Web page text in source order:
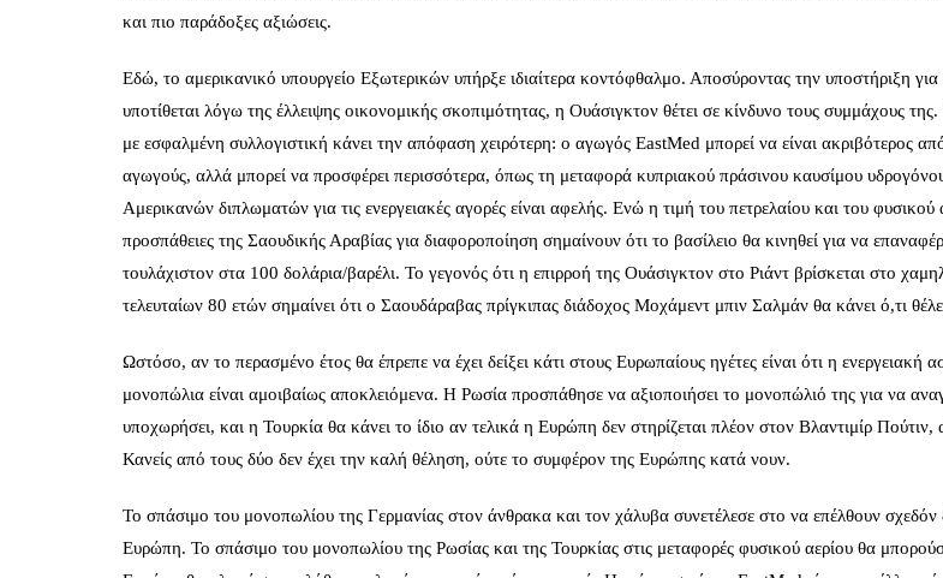
και πιο παράδοξες αξιώσεις.
Εδώ, το αμερικανικό υπουργείο Εξωτερικών υπήρξε ιδιαίτερα κοντόφθαλμο. Αποσύροντας την υποστήριξη
υποτίθεται λόγω της έλλειψης οικονομικής σκοπιμότητας, η Ουάσιγκτον θέτει σε κίνδυνο τους συμμάχους της.
με εσφαλμένη συλλογιστική κάνει την απόφαση χειρότερη: ο αγωγός EastMed μπορεί να είναι ακριβότερος
αγωγούς, αλλά μπορεί να προσφέρει περισσότερα, όπως τη μεταφορά κυπριακού πράσινου καυσίμου
Αμερικανών διπλωματών για τις ενεργειακές αγορές είναι αφελής. Ενώ η τιμή του πετρελαίου και του φυσικού
προσπάθειες της Σαουδικής Αραβίας για διαφοροποίηση σημαίνουν ότι το βασίλειο θα κινηθεί για να
τουλάχιστον στα 100 δολάρια/βαρέλι. Το γεγονός ότι η επιρροή της Ουάσιγκτον στο Ριάντ βρίσκεται στο
τελευταίων 80 ετών σημαίνει ότι ο Σαουδάραβας πρίγκιπας διάδοχος Μοχάμεντ μπιν Σαλμάν θα κάνει ό,τι
Ωστόσο, αν το περασμένο έτος θα έπρεπε να έχει δείξει κάτι στους Ευρωπαίους ηγέτες είναι ότι η ενεργειακή
μονοπώλια είναι αμοιβαίως αποκλειόμενα. Η Ρωσία προσπάθησε να αξιοποιήσει το μονοπώλιό της για να
υποχωρήσει, και η Τουρκία θα κάνει το ίδιο αν τελικά η Ευρώπη δεν στηρίζεται πλέον στον Βλαντιμίρ
Κανείς από τους δύο δεν έχει την καλή θέληση, ούτε το συμφέρον της Ευρώπης κατά νουν.
Το σπάσιμο του μονοπωλίου της Γερμανίας στον άνθρακα και τον χάλυβα συνετέλεσε στο να επέλθουν σχεδόν
Ευρώπη. Το σπάσιμο του μονοπωλίου της Ρωσίας και της Τουρκίας στις μεταφορές φυσικού αερίου θα